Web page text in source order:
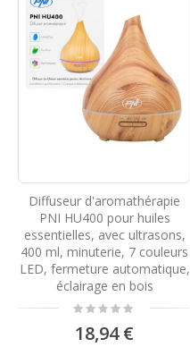
Diffuseur d'aromathérapie
PNI HU400 pour huiles
essentielles, avec ultrasons,
400 ml, minuterie, 7 couleurs
LED, fermeture automatique,
éclairage en bois
Rating:
0%
18,94 €